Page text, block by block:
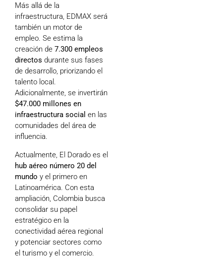
Más allá de la
infraestructura, EDMAX será
también un motor de
empleo. Se estima la
creación de 7.300 empleos
directos durante sus fases
de desarrollo, priorizando el
talento local.
Adicionalmente, se invertirán
$47.000 millones en
infraestructura social en las
comunidades del área de
influencia.
Actualmente, El Dorado es el
hub aéreo número 20 del
mundo y el primero en
Latinoamérica. Con esta
ampliación, Colombia busca
consolidar su papel
estratégico en la
conectividad aérea regional
y potenciar sectores como
el turismo y el comercio.